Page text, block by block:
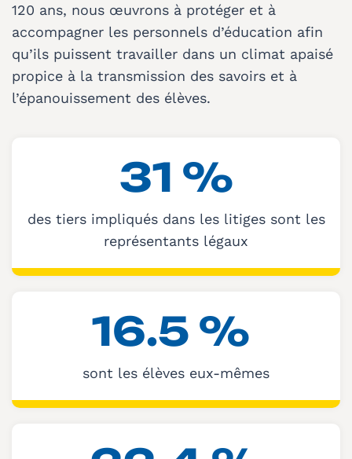
120 ans, nous œuvrons à protéger et à
accompagner les personnels d’éducation afin
qu’ils puissent travailler dans un climat apaisé
propice à la transmission des savoirs et à
l’épanouissement des élèves.
31 %
des tiers impliqués dans les litiges sont les
représentants légaux
16.5 %
sont les élèves eux-mêmes